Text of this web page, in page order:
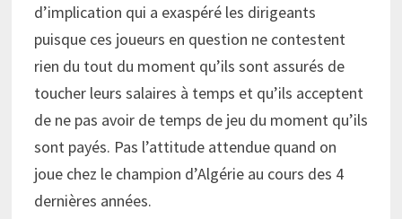
d’implication qui a exaspéré les dirigeants
puisque ces joueurs en question ne contestent
rien du tout du moment qu’ils sont assurés de
toucher leurs salaires à temps et qu’ils acceptent
de ne pas avoir de temps de jeu du moment qu’ils
sont payés. Pas l’attitude attendue quand on
joue chez le champion d’Algérie au cours des 4
dernières années.